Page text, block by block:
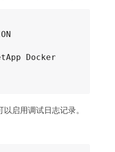
Docker
启用调试日志记录。